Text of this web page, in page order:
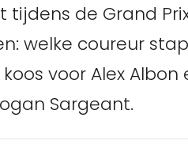
tijdens de Grand
welke coureur
voor Alex
Sargeant.